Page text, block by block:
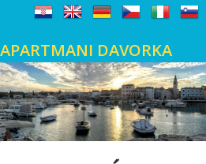
APARTMANI DAVORKA